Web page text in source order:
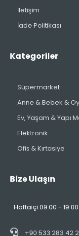
İletişim
İade Politikası
Kategoriler
Süpermarket
Anne & Bebek &
Ev, Yaşam & Yapı
Elektronik
Ofis & Kırtasiye
Bize Ulaşın
Haftaiçi 09:00 -
+90 533 283 42